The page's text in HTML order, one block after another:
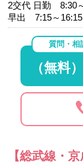
2交代 日勤 8:30
早出 7:15～16:15
質問・相
（無料
【総武線・